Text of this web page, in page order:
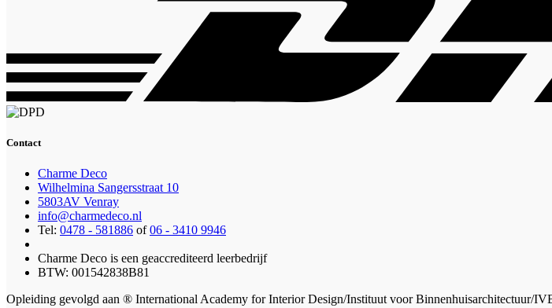
Contact
Charme Deco
Wilhelmina Sangersstraat 10
5803AV Venray
info@charmedeco.nl
Tel: 0478 - 581886 of06 - 3410 9946
Charme Deco is een geaccrediteerd leerbedrijf
BTW: 001542838B81
Opleiding gevolgd aan ® International Academy for Interior Design/Instituut voor Binnenhuisarchitectuur/